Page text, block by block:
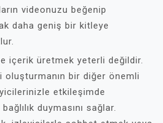
videonuzu beğenip
daha geniş bir kitleye
içerik üretmek yeterli değildir.
bir diğer önemli
etkileşimde
duymasını sağlar.